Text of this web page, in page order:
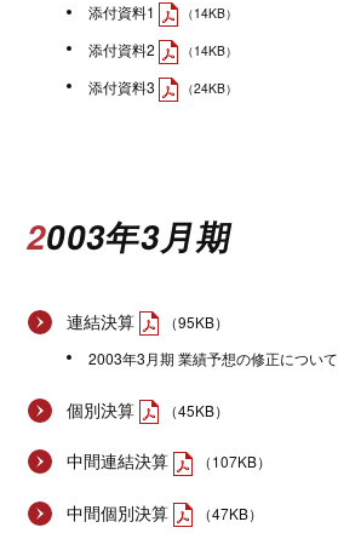
添付資料1
（14KB）
添付資料2 （14KB）
添付資料3 （24KB）
2003年3月期
連結決算
（95KB）
2003年3月期 業績予想の修正について
個別決算 （45KB）
中間連結決算 （107KB）
中間個別決算 （47KB）